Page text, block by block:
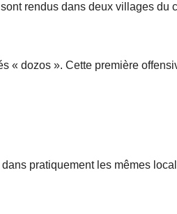
rendus dans deux villages du
« dozos ». Cette première
pratiquement les mêmes